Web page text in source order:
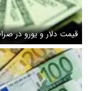
قیمت دلار و یورو در